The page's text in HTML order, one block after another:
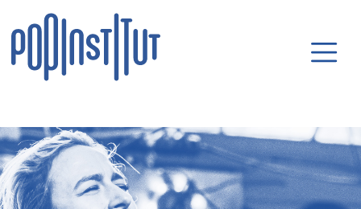
Direkt zum Inhalt wechseln